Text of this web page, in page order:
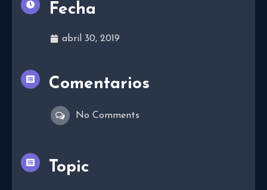
Fecha
abril 30, 2019
Comentarios
No Comments
Topic